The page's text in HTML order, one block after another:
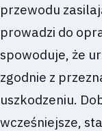
przewodu
prowadzi do
spowoduje, że
zgodnie z
uszkodzeniu.
wcześniejsze,